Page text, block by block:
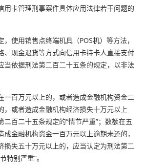
用卡管理刑事案件具体应用法律若干问题的
使用销售点终端机具（POS机）等方法，
、现金退货等方式向信用卡持卡人直接支付
当依据刑法第二百二十五条的规定，以非法
一百万元以上的，或者造成金融机构资金二
，或者造成金融机构经济损失十万元以上
二百二十五条规定的“情节严重”；数额在五
成金融机构资金一百万元以上逾期未还的，
损失五十万元以上的，应当认定为刑法第二
特别严重”。